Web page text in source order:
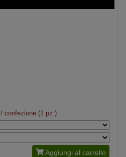
/ confezione (1 pz.)
Aggiungi al carrello